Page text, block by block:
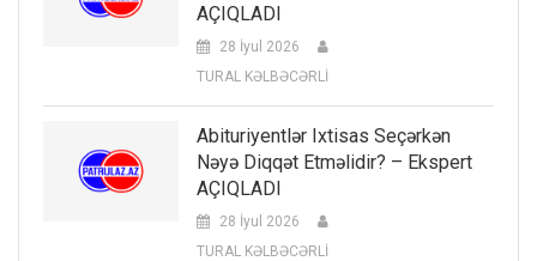
AÇIQLADI
28 İyul 2026
TURAL KƏLBƏCƏRLİ
Abituriyentlər Ixtisas Seçərkən
Nəyə Diqqət Etməlidir? – Ekspert
AÇIQLADI
28 İyul 2026
TURAL KƏLBƏCƏRLİ